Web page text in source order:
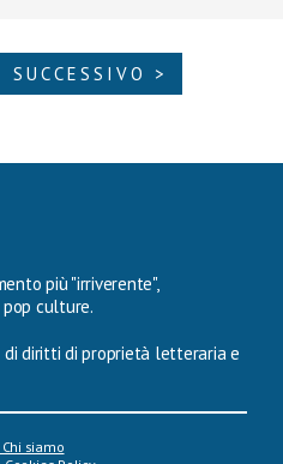
SUCCESSIVO >
più "irriverente",
culture.
diritti di proprietà letteraria e
siamo